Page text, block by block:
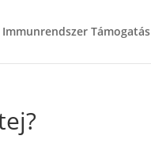
Immunrendszer Támogatás